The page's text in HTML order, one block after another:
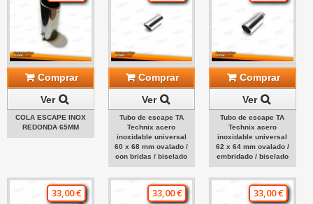
Comprar
Ver
COLA ESCAPE INOX
REDONDA 65MM
Comprar
Ver
Tubo de escape TA
Technix acero
inoxidable universal
60 x 68 mm ovalado /
con bridas / biselado
Comprar
Ver
Tubo de escape TA
Technix acero
inoxidable universal
62 x 64 mm ovalado /
embridado / biselado
33,00 € 33,00 € 33,00 €